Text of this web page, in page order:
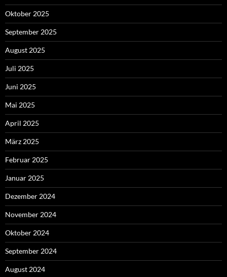
Oktober 2025
September 2025
August 2025
Juli 2025
Juni 2025
Mai 2025
April 2025
März 2025
Februar 2025
Januar 2025
Dezember 2024
November 2024
Oktober 2024
September 2024
August 2024